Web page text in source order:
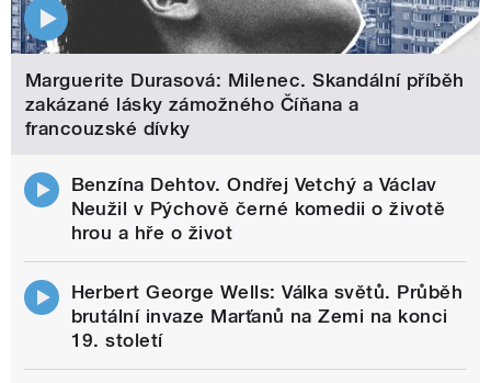
Marguerite Durasová: Milenec. Skandální příběh
zakázané lásky zámožného Číňana a
francouzské dívky
Benzína Dehtov. Ondřej Vetchý a Václav
Neužil v Pýchově černé komedii o životě
hrou a hře o život
Herbert George Wells: Válka světů. Průběh
brutální invaze Marťanů na Zemi na konci
19. století